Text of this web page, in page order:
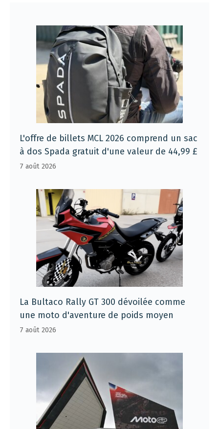
L'offre de billets MCL 2026 comprend un sac
à dos Spada gratuit d'une valeur de 44,99 £
7 août 2026
La Bultaco Rally GT 300 dévoilée comme
une moto d'aventure de poids moyen
7 août 2026